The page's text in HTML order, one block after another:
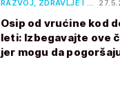
RAZVOJ, ZDRAVLJE I …
Osip od vrućine kod
leti: Izbegavajte ove
jer mogu da